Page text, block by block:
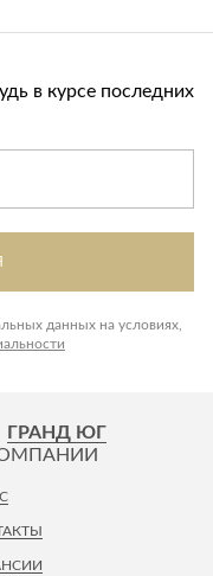
в курсе последних
данных на условиях,
ГРАНД ЮГ